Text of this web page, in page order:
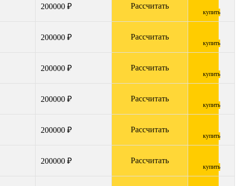
200000 ₽ Рассчитать
купить
200000 ₽ Рассчитать
купить
200000 ₽ Рассчитать
купить
200000 ₽ Рассчитать
купить
200000 ₽ Рассчитать
купить
200000 ₽ Рассчитать
купить